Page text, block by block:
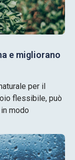
e migliorano
per il
flessibile, può
modo